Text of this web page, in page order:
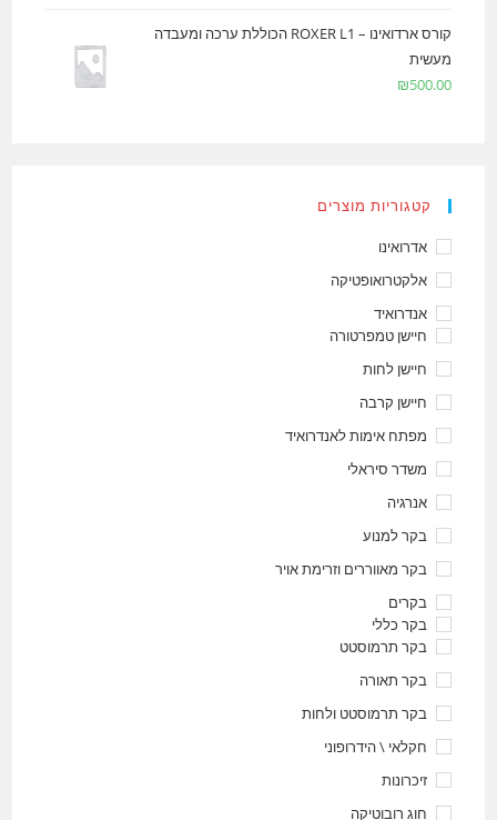
קורס ארדואינו – ROXER L1 הכוללת ערכה ומעבדה
מעשית
₪500.00
קטגוריות מוצרים
אדרואינו
אלקטרואופטיקה
אנדרואיד
חיישן טמפרטורה
חיישן לחות
חיישן קרבה
מפתח אימות לאנדרואיד
משדר סיראלי
אנרגיה
בקר למנוע
בקר מאווררים וזרימת אויר
בקרים
בקר כללי
בקר תרמוסטט
בקר תאורה
בקר תרמוסטט ולחות
חקלאי \ הידרופוני
זיכרונות
חוג רובוטיקה